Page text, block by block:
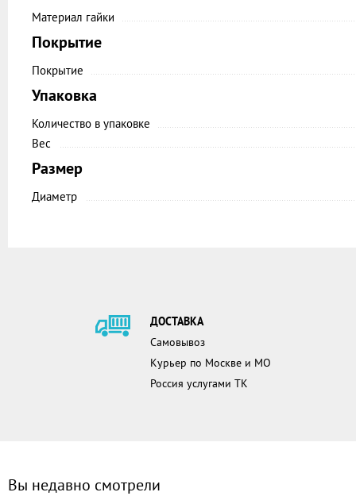
Материал гайки
Покрытие
Покрытие
Упаковка
Количество в упаковке
Вес
Размер
Диаметр
ДОСТАВКА
Самовывоз
Курьер по Москве и МО
Россия услугами ТК
Вы недавно смотрели